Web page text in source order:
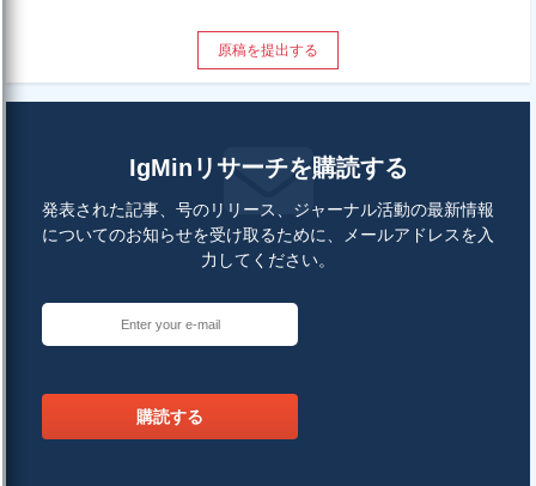
原稿を提出する
IgMinリサーチを購読する
発表された記事、号のリリース、ジャーナル活動の最新情報
についてのお知らせを受け取るために、メールアドレスを入
力してください。
購読する